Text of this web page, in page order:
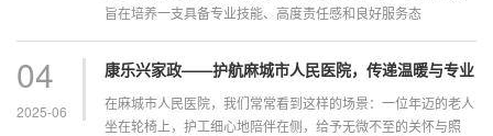
旨在培养一支具备专业技能、高度责任感和良好服务态
04
2025-06
康乐兴家政——护航麻城市人民医院，传递温暖与专业
在麻城市人民医院，我们常常看到这样的场景：一位年迈的老人
坐在轮椅上，护工细心地陪伴在侧，给予无微不至的关怀与照